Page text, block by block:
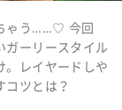
ゃう……♡ 今回
ガーリースタイル
。レイヤードしや
コツとは？